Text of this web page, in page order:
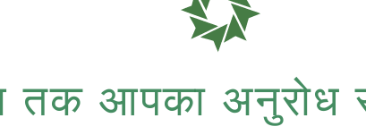
तक आपका अनुरोध